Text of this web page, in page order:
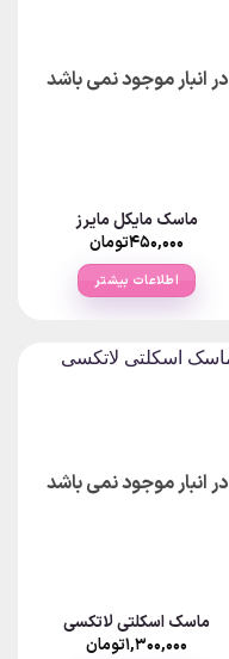
در انبار موجود نمی باشد
ماسک مایکل مایرز
۴۵۰,۰۰۰تومان
اطلاعات بیشتر
در انبار موجود نمی باشد
ماسک اسکلتی لاتکسی
۱,۳۰۰,۰۰۰تومان